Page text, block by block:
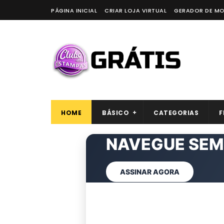
PÁGINA INICIAL CRIAR LOJA VIRTUAL GERADOR DE
HOME BÁSICO CATEGORIAS
QUERO REMOVER AGORA
ASSINAR CLUBE
NAVEGUE
ASSINAR AGORA
ARTES
VER AGORA